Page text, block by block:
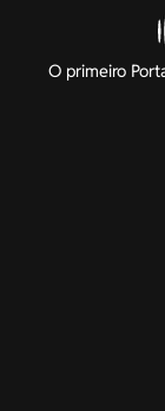
O primeiro